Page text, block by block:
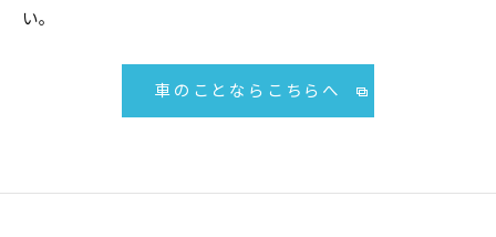
い。
車のことならこちらへ